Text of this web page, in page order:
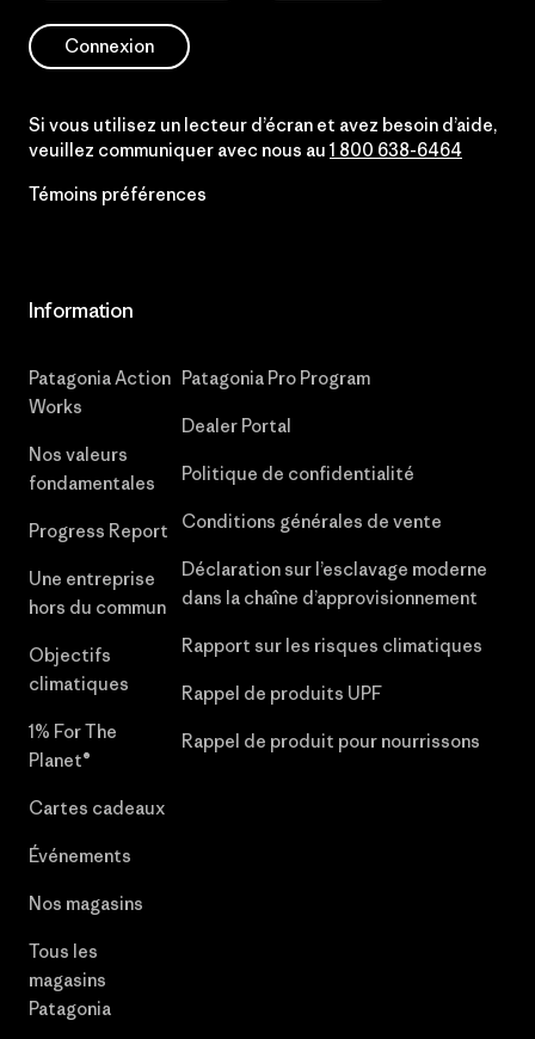
Connexion
Si vous utilisez un lecteur d’écran et avez besoin d’aide,
veuillez communiquer avec nous au 1 800 638-6464
Témoins préférences
Information
Patagonia Action
Works
Nos valeurs
fondamentales
Progress Report
Une entreprise
hors du commun
Objectifs
climatiques
1% For The
Planet®
Cartes cadeaux
Événements
Nos magasins
Tous les
magasins
Patagonia
Patagonia Pro Program
Dealer Portal
Politique de confidentialité
Conditions générales de vente
Déclaration sur l’esclavage moderne
dans la chaîne d’approvisionnement
Rapport sur les risques climatiques
Rappel de produits UPF
Rappel de produit pour nourrissons